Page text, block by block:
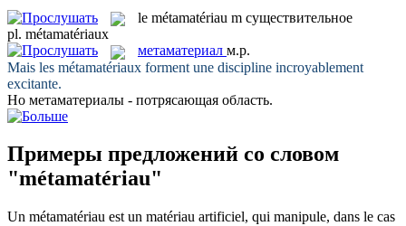
le métamatériau m существительное
pl. métamatériaux
метаматериал м.р.
Mais les métamatériaux forment une discipline incroyablement
excitante.
Но метаматериалы - потрясающая область.
Примеры предложений со словом
"métamatériau"
Un métamatériau est un matériau artificiel, qui manipule, dans le cas